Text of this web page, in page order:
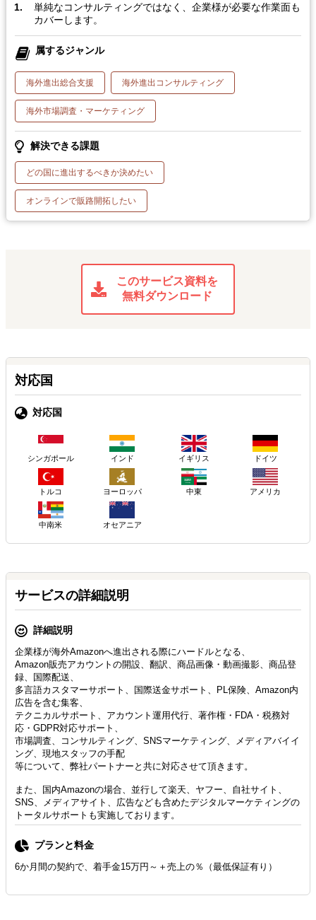
単純なコンサルティングではなく、企業様が必要な作業面も
カバーします。
属するジャンル
海外進出総合支援 海外進出コンサルティング
海外市場調査・マーケティング
解決できる課題
どの国に進出するべきか決めたい
オンラインで販路開拓したい
このサービス資料を
無料ダウンロード
対応国
対応国
シンガポール インド イギリス ドイツ
トルコ ヨーロッパ 中東 アメリカ
中南米 オセアニア
サービスの詳細説明
詳細説明
企業様が海外Amazonへ進出される際にハードルとなる、
Amazon販売アカウントの開設、翻訳、商品画像・動画撮影、商品登
録、国際配送、
多言語カスタマーサポート、国際送金サポート、PL保険、Amazon内
広告を含む集客、
テクニカルサポート、アカウント運用代行、著作権・FDA・税務対
応・GDPR対応サポート、
市場調査、コンサルティング、SNSマーケティング、メディアバイイ
ング、現地スタッフの手配
等について、弊社パートナーと共に対応させて頂きます。
また、国内Amazonの場合、並行して楽天、ヤフー、自社サイト、
SNS、メディアサイト、広告なども含めたデジタルマーケティングの
トータルサポートも実施しております。
プランと料金
6か月間の契約で、着手金15万円～＋売上の％（最低保証有り）